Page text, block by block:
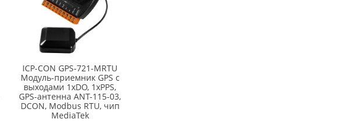
ICP-CON GPS-721-MRTU
Модуль-приемник GPS с
выходами 1xDO, 1xPPS,
GPS-антенна ANT-115-03,
DCON, Modbus RTU, чип
MediaTek